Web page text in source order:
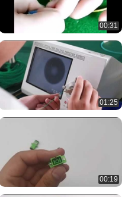
00:31
01:25
00:19